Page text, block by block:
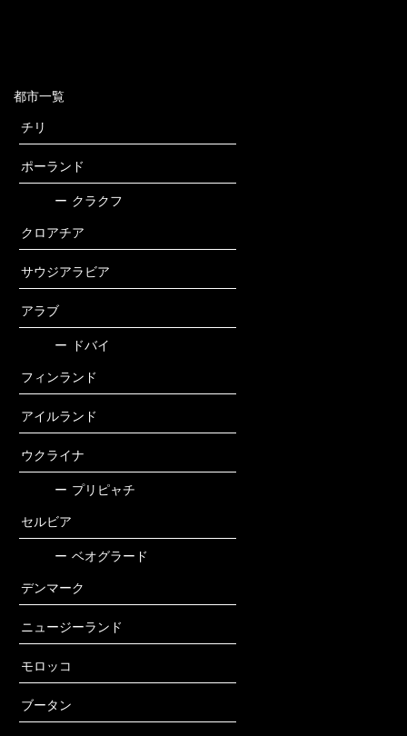
都市一覧
チリ
ポーランド
ー クラクフ
クロアチア
サウジアラビア
アラブ
ー ドバイ
フィンランド
アイルランド
ウクライナ
ー プリピャチ
セルビア
ー ベオグラード
デンマーク
ニュージーランド
モロッコ
ブータン